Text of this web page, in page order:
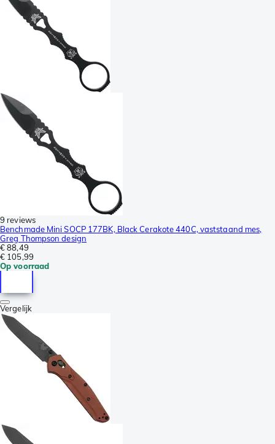
9 reviews
Benchmade Mini SOCP 177BK, Black Cerakote 440C, vaststaand mes,
Greg Thompson design
€ 88,49
€ 105,99
Op voorraad
Vergelijk